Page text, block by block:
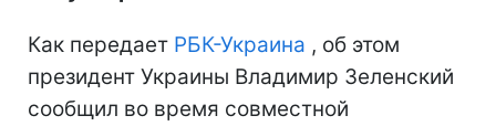
Как передает РБК-Украина , об этом
президент Украины Владимир Зеленский
сообщил во время совместной